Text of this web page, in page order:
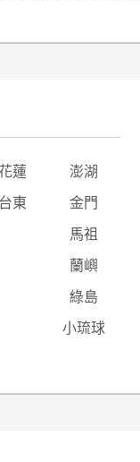
蓮 澎湖
台東 金門
馬祖
蘭嶼
綠島
小琉球